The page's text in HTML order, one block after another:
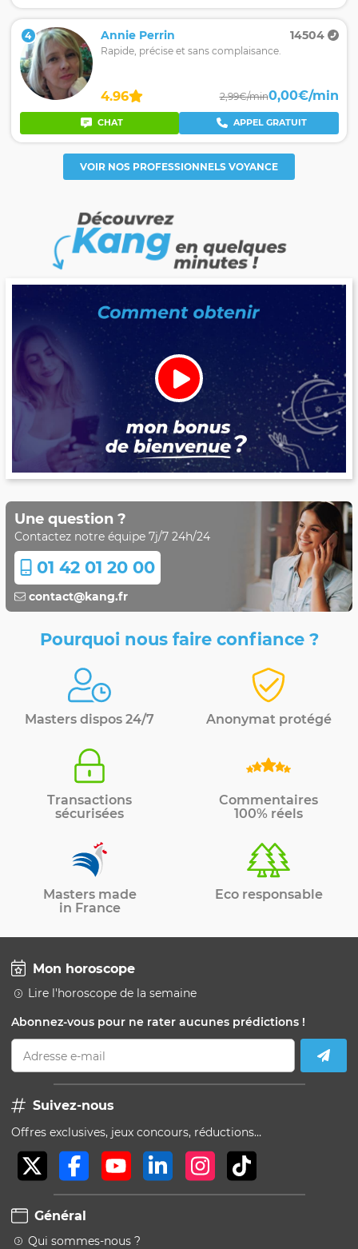
4 Annie Perrin 14504
Rapide, précise et sans complaisance.
4.96 2,99€/min0,00€/min
CHAT APPEL GRATUIT
VOIR NOS PROFESSIONNELS VOYANCE
Une question ?
Contactez notre équipe 7j/7 24h/24
01 42 01 20 00
contact@kang.fr
Pourquoi nous faire confiance ?
Masters dispos 24/7 Anonymat protégé
Transactions
sécurisées
Commentaires
100% réels
Masters made
in France
Eco responsable
Mon horoscope
Lire l'horoscope de la semaine
Abonnez-vous pour ne rater aucunes prédictions !
Adresse e-mail
Suivez-nous
Offres exclusives, jeux concours, réductions…
Général
Qui sommes-nous ?